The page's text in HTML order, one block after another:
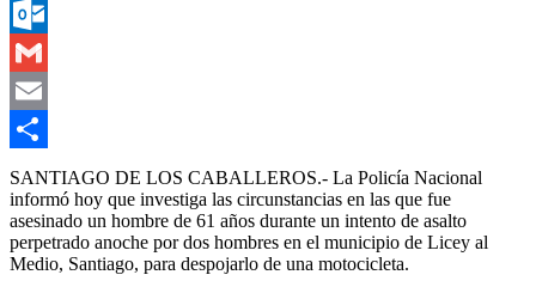
Messenger
Outlook.com
Gmail
Email
Compartir
SANTIAGO DE LOS CABALLEROS.- La Policía Nacional
informó hoy que investiga las circunstancias en las que fue
asesinado un hombre de 61 años durante un intento de asalto
perpetrado anoche por dos hombres en el municipio de Licey al
Medio, Santiago, para despojarlo de una motocicleta.